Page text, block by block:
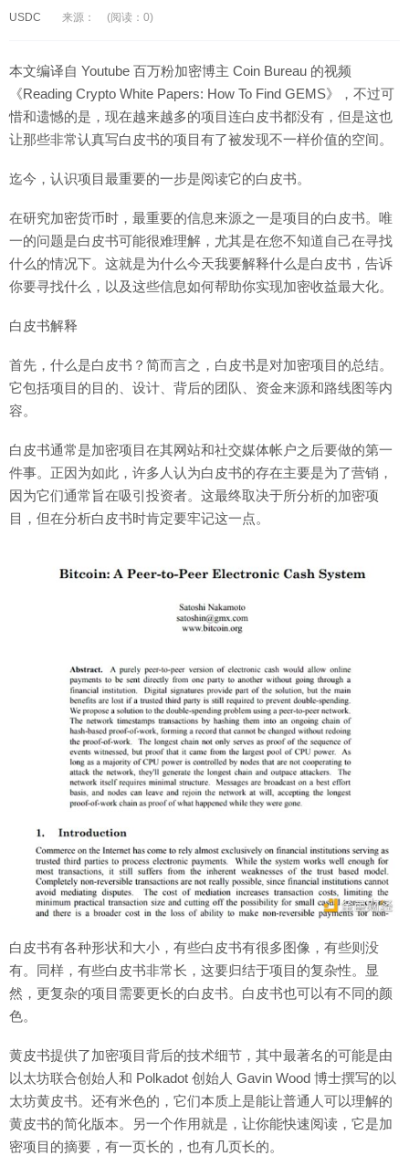
USDC 来源： (阅读：0)
本文编译自 Youtube 百万粉加密博主 Coin Bureau 的视频
《Reading Crypto White Papers: How To Find GEMS》，不过可
惜和遗憾的是，现在越来越多的项目连白皮书都没有，但是这也
让那些非常认真写白皮书的项目有了被发现不一样价值的空间。
迄今，认识项目最重要的一步是阅读它的白皮书。
在研究加密货币时，最重要的信息来源之一是项目的白皮书。唯
一的问题是白皮书可能很难理解，尤其是在您不知道自己在寻找
什么的情况下。这就是为什么今天我要解释什么是白皮书，告诉
你要寻找什么，以及这些信息如何帮助你实现加密收益最大化。
白皮书解释
首先，什么是白皮书？简而言之，白皮书是对加密项目的总结。
它包括项目的目的、设计、背后的团队、资金来源和路线图等内
容。
白皮书通常是加密项目在其网站和社交媒体帐户之后要做的第一
件事。正因为如此，许多人认为白皮书的存在主要是为了营销，
因为它们通常旨在吸引投资者。这最终取决于所分析的加密项
目，但在分析白皮书时肯定要牢记这一点。
白皮书有各种形状和大小，有些白皮书有很多图像，有些则没
有。同样，有些白皮书非常长，这要归结于项目的复杂性。显
然，更复杂的项目需要更长的白皮书。白皮书也可以有不同的颜
色。
黄皮书提供了加密项目背后的技术细节，其中最著名的可能是由
以太坊联合创始人和 Polkadot 创始人 Gavin Wood 博士撰写的以
太坊黄皮书。还有米色的，它们本质上是能让普通人可以理解的
黄皮书的简化版本。另一个作用就是，让你能快速阅读，它是加
密项目的摘要，有一页长的，也有几页长的。